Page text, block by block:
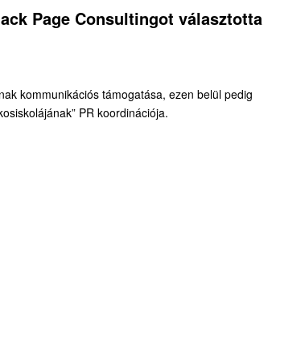
Page Consultingot választotta
kommunikációs támogatása, ezen belül pedig
PR koordinációja.